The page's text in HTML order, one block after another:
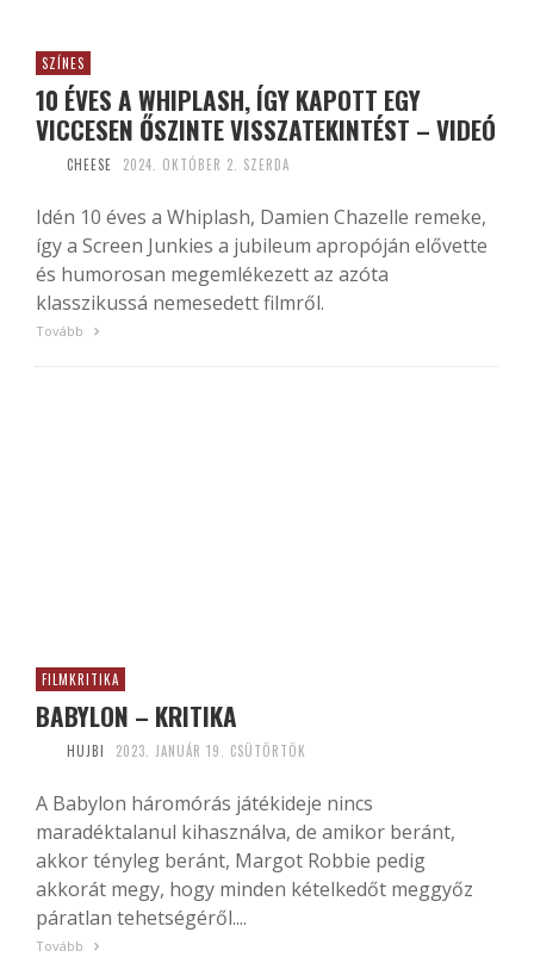
SZÍNES
10 ÉVES A WHIPLASH, ÍGY KAPOTT EGY
VICCESEN ŐSZINTE VISSZATEKINTÉST – VIDEÓ
CHEESE 2024. OKTÓBER 2. SZERDA
Idén 10 éves a Whiplash, Damien Chazelle remeke,
így a Screen Junkies a jubileum apropóján elővette
és humorosan megemlékezett az azóta
klasszikussá nemesedett filmről.
Tovább
FILMKRITIKA
BABYLON – KRITIKA
HUJBI 2023. JANUÁR 19. CSÜTÖRTÖK
A Babylon háromórás játékideje nincs
maradéktalanul kihasználva, de amikor beránt,
akkor tényleg beránt, Margot Robbie pedig
akkorát megy, hogy minden kételkedőt meggyőz
páratlan tehetségéről....
Tovább